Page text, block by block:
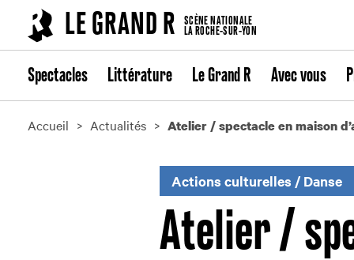
LE GRAND R
SCÈNE NATIONALE
LA ROCHE-SUR-YON
Spectacles Littérature Le Grand R Avec vous
Accueil Actualités Atelier / spectacle en maison
Actions culturelles /Danse
Atelier /
Cookies management panel